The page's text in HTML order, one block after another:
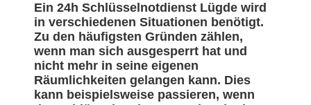
Ein 24h Schlüsselnotdienst Lügde wird
in verschiedenen Situationen benötigt.
Zu den häufigsten Gründen zählen,
wenn man sich ausgesperrt hat und
nicht mehr in seine eigenen
Räumlichkeiten gelangen kann. Dies
kann beispielsweise passieren, wenn